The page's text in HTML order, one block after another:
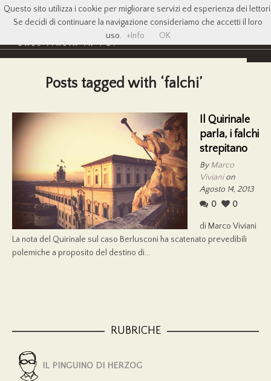
Posts tagged with ‘falchi’
Il Quirinale
parla, i falchi
strepitano
ByMarco
Vivianion
Agosto 14, 2013
0
0
di Marco Viviani
La nota del Quirinale sul caso Berlusconi ha scatenato prevedibili
polemiche a proposito del destino di...
RUBRICHE
IL PINGUINO DI HERZOG
Questo sito utilizza i cookie per migliorare servizi ed esperienza dei
Se decidi di continuare la navigazione consideriamo che accetti il loro
uso. +Info OK